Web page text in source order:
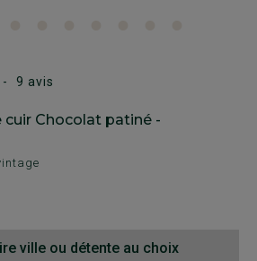
- 9 avis
Chocolat patiné -
ville ou détente au choix